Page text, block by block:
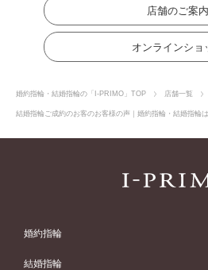
店舗のご案内
オンラインショ
婚約指輪・結婚指輪の「I-PRIMO」TOP 店舗一覧
結婚指輪ご成約のお客のお客様の声｜婚約指輪・結婚指
婚約指輪
婚約指輪 (エンゲージリング)
結婚指輪